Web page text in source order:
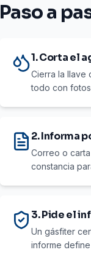
Paso a
1. Corta el
Cierra la llave
todo con
2. Informa
Correo o
constancia
3. Pide el
Un gásfiter
informe